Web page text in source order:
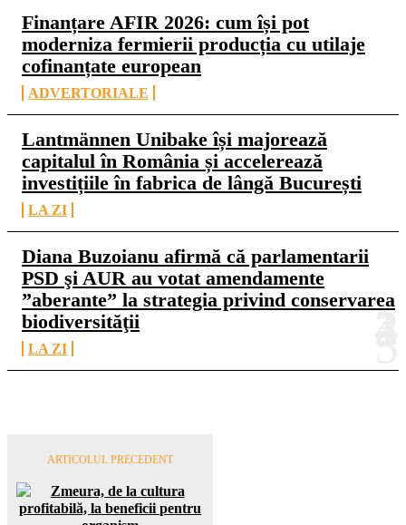
Finanțare AFIR 2026: cum își pot
moderniza fermierii producția cu utilaje
cofinanțate european
ADVERTORIALE
Lantmännen Unibake își majorează
capitalul în România și accelerează
investițiile în fabrica de lângă București
LA ZI
Diana Buzoianu afirmă că parlamentarii
PSD şi AUR au votat amendamente
”aberante” la strategia privind conservarea
biodiversităţii
LA ZI
ARTICOLUL PRECEDENT